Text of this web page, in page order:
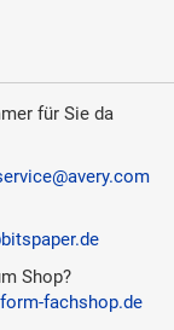
für Sie da
Shop?
fachshop.de